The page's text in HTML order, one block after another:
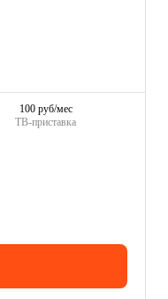
ТВ-приставка
100 руб/мес